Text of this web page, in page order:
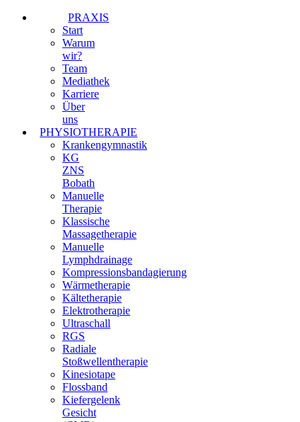
PRAXIS
Start
Warum
wir?
Team
Mediathek
Karriere
Über
uns
PHYSIOTHERAPIE
Krankengymnastik
KG
ZNS
Bobath
Manuelle
Therapie
Klassische
Massagetherapie
Manuelle
Lymphdrainage
Kompressionsbandagierung
Wärmetherapie
Kältetherapie
Elektrotherapie
Ultraschall
RGS
Radiale
Stoßwellentherapie
Kinesiotape
Flossband
Kiefergelenk
Gesicht